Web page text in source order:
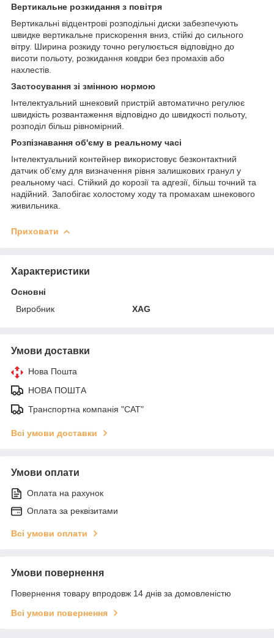
Вертикальне розкидання з повітря
Вертикальні відцентрові розподільні диски забезпечують
швидке вертикальне прискорення вниз, стійкі до сильного
вітру. Ширина розкиду точно регулюється відповідно до
висоти польоту, розкидання ковдри без промахів або
нахлестів.
Застосування зі змінною нормою
Інтелектуальний шнековий пристрій автоматично регулює
швидкість розвантаження відповідно до швидкості польоту,
розподіл більш рівномірний.
Розпізнавання об'єму в реальному часі
Інтелектуальний контейнер використовує безконтактний
датчик об’єму для визначення рівня залишкових гранул у
реальному часі. Стійкий до корозії та адгезії, більш точний та
надійний. Запобігає холостому ходу та промахам шнекового
живильника.
Приховати
Характеристики
Основні
Виробник
XAG
Умови доставки
Нова Пошта
НОВА ПОШТА
Транспортна компанія "САТ"
Всі умови доставки
Умови оплати
Оплата на рахунок
Оплата за реквізитами
Всі умови оплати
Умови повернення
Повернення товару впродовж 14 днів за домовленістю
Всі умови повернення